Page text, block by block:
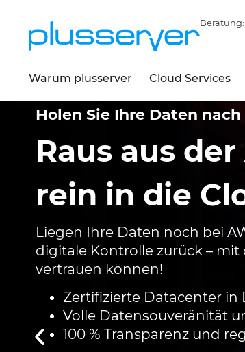
Beratung:
Warum plusserver Cloud Services
Holen Sie Ihre Daten nach
Raus aus
rein in die
Liegen Ihre Daten noch bei
digitale Kontrolle zurück –
vertrauen können!
Zertifizierte Datacenter in
Volle Datensouveränität
100 % Transparenz und